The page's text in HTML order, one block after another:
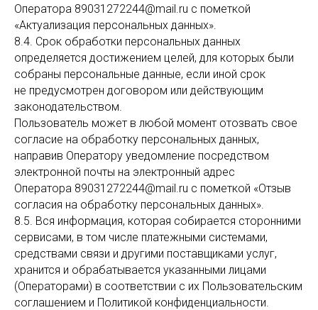
Оператора 89031272244@mail.ru с пометкой
«Актуализация персональных данных».
8.4. Срок обработки персональных данных
определяется достижением целей, для которых были
собраны персональные данные, если иной срок
не предусмотрен договором или действующим
законодательством.
Пользователь может в любой момент отозвать свое
согласие на обработку персональных данных,
направив Оператору уведомление посредством
электронной почты на электронный адрес
Оператора 89031272244@mail.ru с пометкой «Отзыв
согласия на обработку персональных данных».
8.5. Вся информация, которая собирается сторонними
сервисами, в том числе платежными системами,
средствами связи и другими поставщиками услуг,
хранится и обрабатывается указанными лицами
(Операторами) в соответствии с их Пользовательским
соглашением и Политикой конфиденциальности.